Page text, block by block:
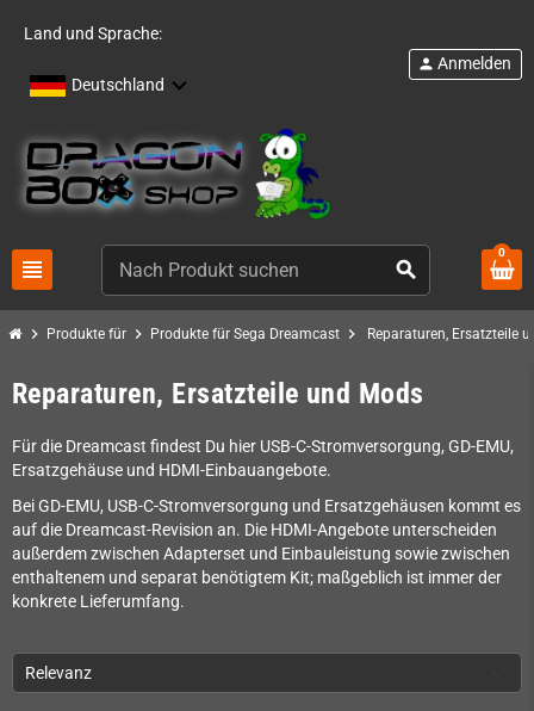
Land und Sprache:
Deutschland
view_headline search
person Anmelden
0
chevron_right Produkte für chevron_right Produkte für Sega Dreamcast chevron_right Reparaturen, Ersatzteile
Reparaturen, Ersatzteile und Mods
Für die Dreamcast findest Du hier USB-C-Stromversorgung, GD-EMU,
Ersatzgehäuse und HDMI-Einbauangebote.
Bei GD-EMU, USB-C-Stromversorgung und Ersatzgehäusen kommt es
auf die Dreamcast-Revision an. Die HDMI-Angebote unterscheiden
außerdem zwischen Adapterset und Einbauleistung sowie zwischen
enthaltenem und separat benötigtem Kit; maßgeblich ist immer der
konkrete Lieferumfang.
Relevanz